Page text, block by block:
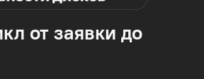
от заявки до